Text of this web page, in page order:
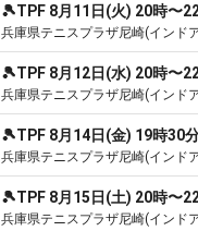
🎾TPF 8月11日(火) 20時〜
兵庫県テニスプラザ尼崎(インド
🎾TPF 8月12日(水) 20時〜
兵庫県テニスプラザ尼崎(インド
🎾TPF 8月14日(金) 19時30
兵庫県テニスプラザ尼崎(インド
🎾TPF 8月15日(土) 20時〜
兵庫県テニスプラザ尼崎(インド